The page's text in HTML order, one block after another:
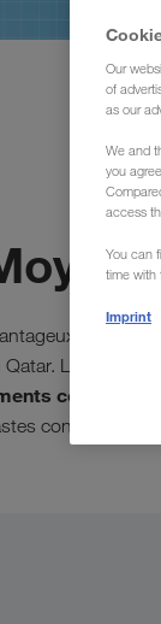
dans
La société
complets)
Our
of
as our
We and
you
access
You can
time with
Imprint